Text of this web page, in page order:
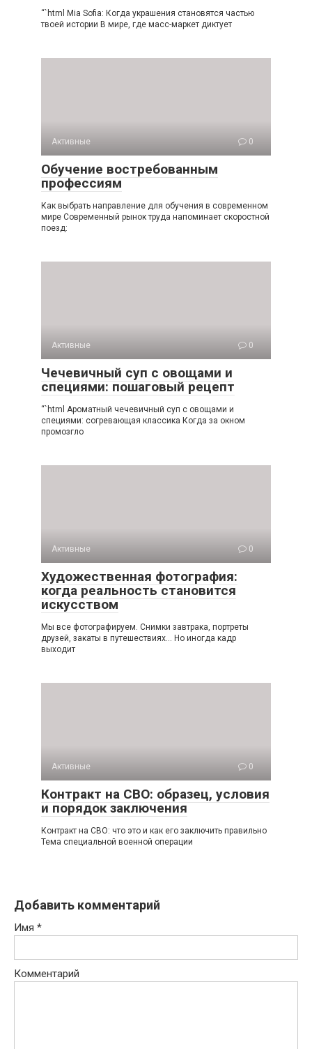
“`html Mia Sofia: Когда украшения становятся частью
твоей истории В мире, где масс-маркет диктует
Активные 0
Обучение востребованным
профессиям
Как выбрать направление для обучения в современном
мире Современный рынок труда напоминает скоростной
поезд:
Активные 0
Чечевичный суп с овощами и
специями: пошаговый рецепт
“`html Ароматный чечевичный суп с овощами и
специями: согревающая классика Когда за окном
промозгло
Активные 0
Художественная фотография:
когда реальность становится
искусством
Мы все фотографируем. Снимки завтрака, портреты
друзей, закаты в путешествиях… Но иногда кадр
выходит
Активные 0
Контракт на СВО: образец, условия
и порядок заключения
Контракт на СВО: что это и как его заключить правильно
Тема специальной военной операции
Добавить комментарий
Имя *
Комментарий